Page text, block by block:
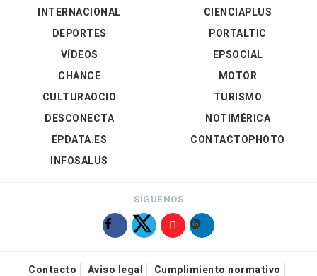
INTERNACIONAL
DEPORTES
VÍDEOS
CIENCIAPLUS
PORTALTIC
EPSOCIAL
CHANCE
CULTURAOCIO
DESCONECTA
EPDATA.ES
INFOSALUS
MOTOR
TURISMO
NOTIMÉRICA
CONTACTOPHOTO
SÍGUENOS
Contacto Aviso legal Cumplimiento normativo